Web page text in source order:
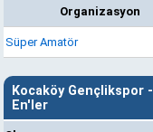
Organizasyon
Süper Amatör
Kocaköy Gençlikspor
En'ler